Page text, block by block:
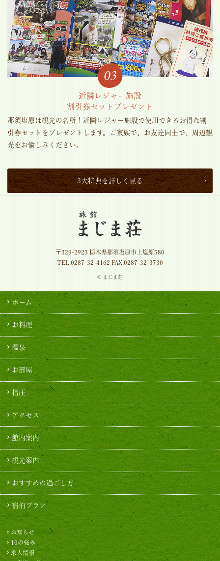
近隣レジャー施設
割引券セットプレゼント
那須塩原は観光の名所！近隣レジャー施設で使用できるお得な割
引券セットをプレゼントします。ご家族で、お友達同士で、周辺観
光をお愉しみください。
3大特典を詳しく見る
〒329-2923 栃木県那須塩原市上塩原580
TEL:0287-32-4162 FAX:0287-32-3730
© まじま荘
ホーム
お料理
温泉
お部屋
指圧
アクセス
館内案内
観光案内
おすすめの過ごし方
宿泊プラン
お知らせ
10の強み
求人情報